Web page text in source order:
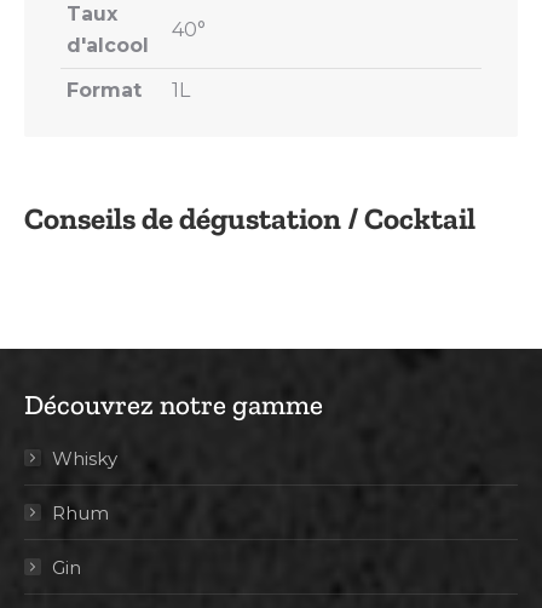
Conseils de dégustation / Cocktail
Taux
d'alcool
40°
Format 1L
Découvrez notre gamme
Whisky
Rhum
Gin